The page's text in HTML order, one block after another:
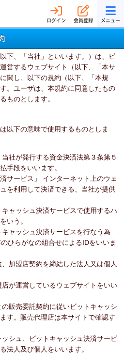
ログイン 会員登録 メニュー
下、「当社」といいます。）は、ビ
営するウェブサイト（以下、「本サ
関し、以下の規約（以下、「本規
。ユーザは、本規約に同意したもの
ものとします。
以下の意味で使用するものとしま
当社が発行する資金決済法第３条第５
手段をいいます。
サービス」 インターネット上のウェ
を利用して決済できる、当社が提供
キャッシュ決済サービスで使用するハ
いう。
キャッシュ決済サービスを行なう為
ひらがなの組合せによるIDをいいま
、加盟店契約を締結した法人又は個人
店が運営しているウェブサイトをいい
の販売委託契約に従いビットキャッシ
す。販売代理店は本サイトで確認す
ッシュ、ビットキャッシュ決済サービ
法人及び個人をいいます。